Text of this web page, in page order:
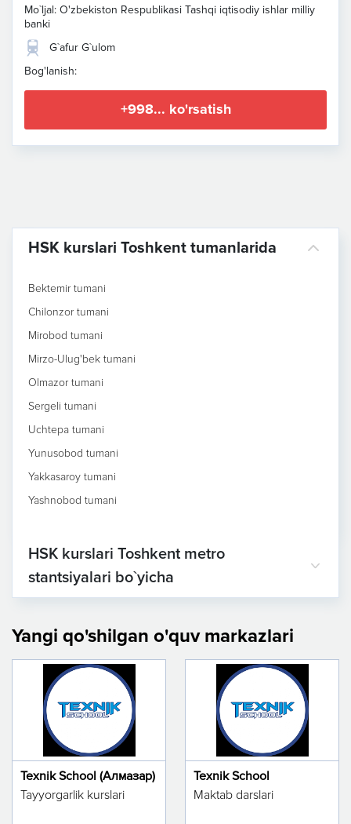
Mo`ljal: O'zbekiston Respublikasi Tashqi iqtisodiy ishlar milliy
banki
G`afur G`ulom
Bog'lanish:
+998... ko'rsatish
HSK kurslari Toshkent tumanlarida
Bektemir tumani
Chilonzor tumani
Mirobod tumani
Mirzo-Ulug'bek tumani
Olmazor tumani
Sergeli tumani
Uchtepa tumani
Yunusobod tumani
Yakkasaroy tumani
Yashnobod tumani
HSK kurslari Toshkent metro
stantsiyalari bo`yicha
Yangi qo'shilgan o'quv markazlari
Texnik School (Алмазар)
Tayyorgarlik kurslari
Texnik School
Maktab darslari